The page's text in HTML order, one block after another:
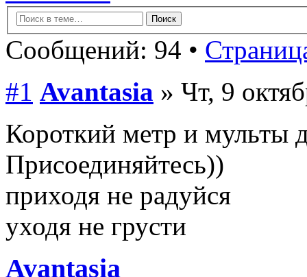
Сообщений: 94 •
#1 Avantasia » Чт, 9
Короткий метр и мульты
Присоединяйтесь))
приходя не радуйся
уходя не грусти
Avantasia